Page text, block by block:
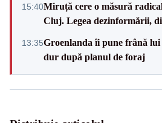
15:40Miruță cere o măsură
Cluj. Legea dezinformării,
13:35Groenlanda îi pune frână
dur după planul de foraj